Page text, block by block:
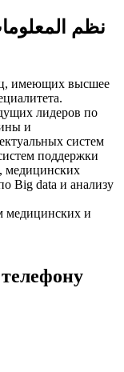
نظم
имеющих высшее
лидеров по
и
систем
поддержки
медицинских
Big data и анализу
медицинских и